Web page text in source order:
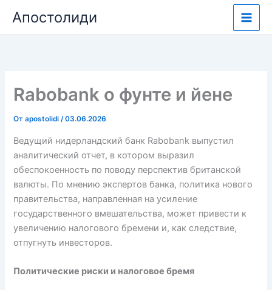
содержимому
Апостолиди
Rabobank о фунте и йене
Отapostolidi/03.06.2026
Ведущий нидерландский банк Rabobank выпустил
аналитический отчет, в котором выразил
обеспокоенность по поводу перспектив британской
валюты. По мнению экспертов банка, политика нового
правительства, направленная на усиление
государственного вмешательства, может привести к
увеличению налогового бремени и, как следствие,
отпугнуть инвесторов.
Политические риски и налоговое бремя